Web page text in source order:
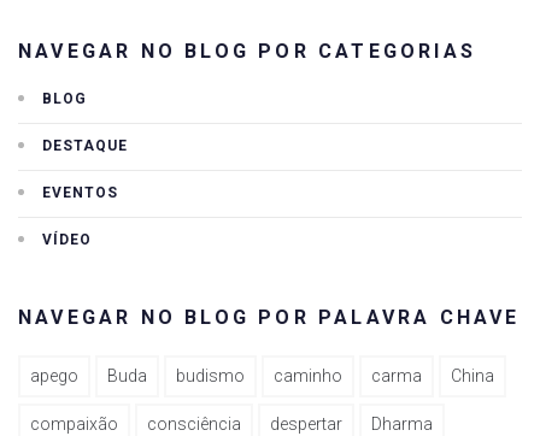
NAVEGAR NO BLOG POR CATEGORIAS
BLOG
DESTAQUE
EVENTOS
VÍDEO
NAVEGAR NO BLOG POR PALAVRA CHAVE
apego Buda budismo caminho carma China
compaixão consciência despertar Dharma